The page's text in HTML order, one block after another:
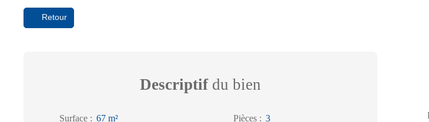
Retour
Descriptifdu bien
Surface : 67 m² Pièces : 3